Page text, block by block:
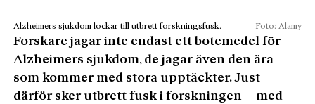
Alzheimers sjukdom lockar till utbrett forskningsfusk. Foto: Alamy
Forskare jagar inte endast ett botemedel för
Alzheimers sjukdom, de jagar även den ära
som kommer med stora upptäckter. Just
därför sker utbrett fusk i forskningen – med